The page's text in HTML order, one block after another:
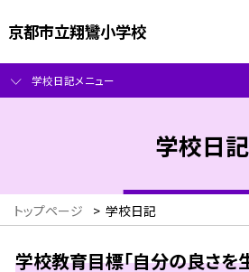
京都市立翔鸞小学校
学校日記メニュー
学校日記
トップページ > 学校日記
学校教育目標「自分の良さを